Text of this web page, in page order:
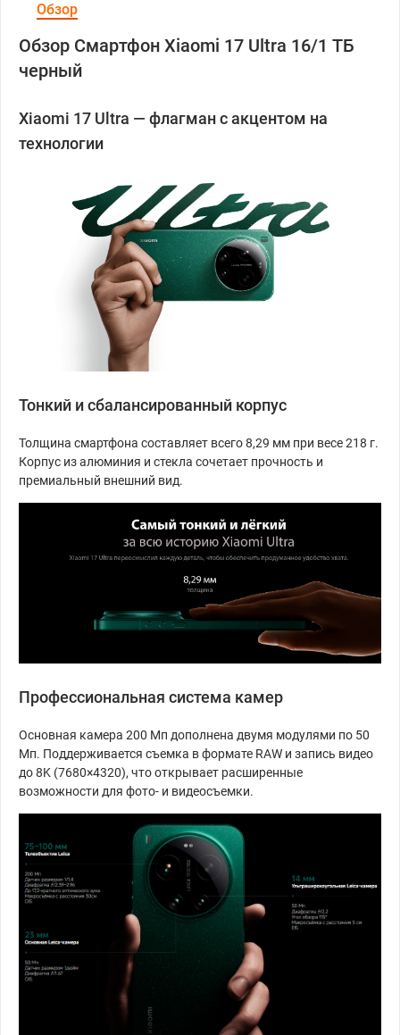
Обзор
Обзор Смартфон Xiaomi 17 Ultra 16/1 ТБ
черный
Xiaomi 17 Ultra — флагман с акцентом на
технологии
Тонкий и сбалансированный корпус
Толщина смартфона составляет всего 8,29 мм при весе 218 г.
Корпус из алюминия и стекла сочетает прочность и
премиальный внешний вид.
Профессиональная система камер
Основная камера 200 Мп дополнена двумя модулями по 50
Мп. Поддерживается съемка в формате RAW и запись видео
до 8K (7680×4320), что открывает расширенные
возможности для фото- и видеосъемки.